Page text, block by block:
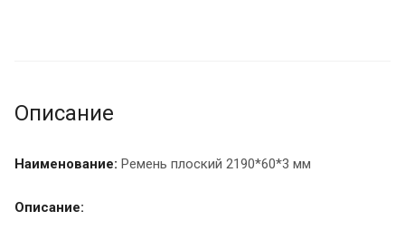
Описание
Наименование: Ремень плоский 2190*60*3 мм
Описание: